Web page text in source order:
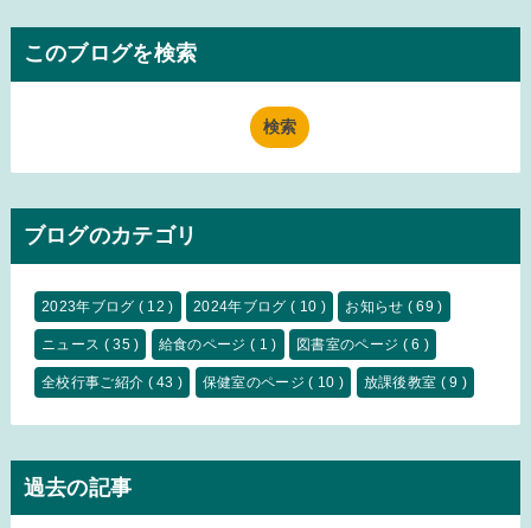
このブログを検索
ブログのカテゴリ
2023年ブログ ( 12 ) 2024年ブログ ( 10 ) お知らせ ( 69 )
ニュース ( 35 ) 給食のページ( 1 ) 図書室のページ ( 6 )
全校行事ご紹介 ( 43 ) 保健室のページ( 10 ) 放課後教室 ( 9 )
過去の記事